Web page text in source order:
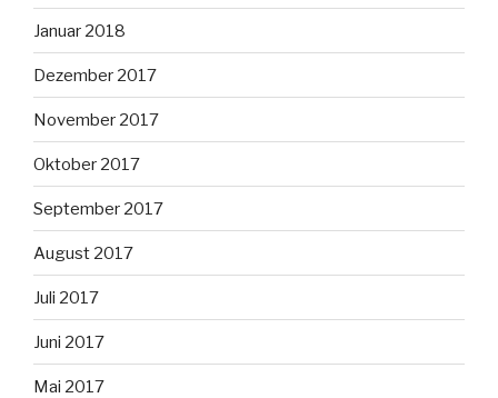
Januar 2018
Dezember 2017
November 2017
Oktober 2017
September 2017
August 2017
Juli 2017
Juni 2017
Mai 2017